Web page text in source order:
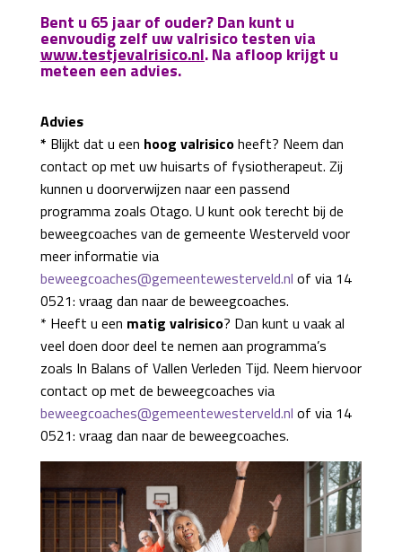
Bent u 65 jaar of ouder? Dan kunt u
eenvoudig zelf uw valrisico testen via
www.testjevalrisico.nl. Na afloop krijgt u
meteen een advies.
Advies
* Blijkt dat u een hoog valrisicoheeft? Neem dan
contact op met uw huisarts of fysiotherapeut. Zij
kunnen u doorverwijzen naar een passend
programma zoals Otago. U kunt ook terecht bij de
beweegcoaches van de gemeente Westerveld voor
meer informatie via
beweegcoaches@gemeentewesterveld.nl of via 14
0521: vraag dan naar de beweegcoaches.
* Heeft u een matig valrisico? Dan kunt u vaak al
veel doen door deel te nemen aan programma’s
zoals In Balans of Vallen Verleden Tijd. Neem hiervoor
contact op met de beweegcoaches via
beweegcoaches@gemeentewesterveld.nl of via 14
0521: vraag dan naar de beweegcoaches.